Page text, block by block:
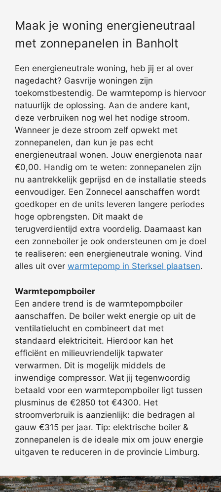
Maak je woning energieneutraal
met zonnepanelen in Banholt
Een energieneutrale woning, heb jij er al over
nagedacht? Gasvrije woningen zijn
toekomstbestendig. De warmtepomp is hiervoor
natuurlijk de oplossing. Aan de andere kant,
deze verbruiken nog wel het nodige stroom.
Wanneer je deze stroom zelf opwekt met
zonnepanelen, dan kun je pas echt
energieneutraal wonen. Jouw energienota naar
€0,00. Handig om te weten: zonnepanelen zijn
nu aantrekkelijk geprijsd en de installatie steeds
eenvoudiger. Een Zonnecel aanschaffen wordt
goedkoper en de units leveren langere periodes
hoge opbrengsten. Dit maakt de
terugverdientijd extra voordelig. Daarnaast kan
een zonneboiler je ook ondersteunen om je doel
te realiseren: een energieneutrale woning. Vind
alles uit over warmtepomp in Sterksel plaatsen.
Warmtepompboiler
Een andere trend is de warmtepompboiler
aanschaffen. De boiler wekt energie op uit de
ventilatielucht en combineert dat met
standaard elektriciteit. Hierdoor kan het
efficiënt en milieuvriendelijk tapwater
verwarmen. Dit is mogelijk middels de
inwendige compressor. Wat jij tegenwoordig
betaald voor een warmtepompboiler ligt tussen
plusminus de €2850 tot €4300. Het
stroomverbruik is aanzienlijk: die bedragen al
gauw €315 per jaar. Tip: elektrische boiler &
zonnepanelen is de ideale mix om jouw energie
uitgaven te reduceren in de provincie Limburg.